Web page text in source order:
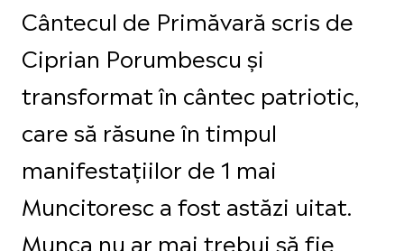
Cântecul de Primăvară scris de
Ciprian Porumbescu și
transformat în cântec patriotic,
care să răsune în timpul
manifestațiilor de 1 mai
Muncitoresc a fost astăzi uitat.
Munca nu ar mai trebui să fie